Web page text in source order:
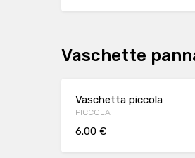
Vaschette
Vaschetta piccola
PICCOLA
6.00 €